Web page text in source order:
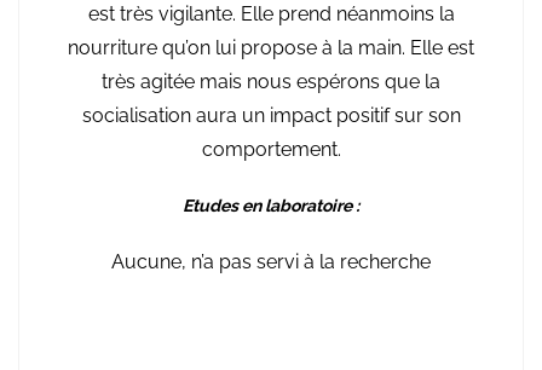
est très vigilante. Elle prend néanmoins la
nourriture qu’on lui propose à la main. Elle est
très agitée mais nous espérons que la
socialisation aura un impact positif sur son
comportement.
Etudes en laboratoire :
Aucune, n’a pas servi à la recherche